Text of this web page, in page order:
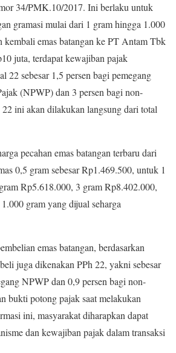
34/PMK.10/2017. Ini berlaku untuk
gramasi mulai dari 1 gram hingga 1.000
kembali emas batangan ke PT Antam Tbk
juta, terdapat kewajiban pajak
22 sebesar 1,5 persen bagi pemegang
(NPWP) dan 3 persen bagi non-
ini akan dilakukan langsung dari total
pecahan emas batangan terbaru dari
0,5 gram sebesar Rp1.469.500, untuk 1
Rp5.618.000, 3 gram Rp8.402.000,
gram yang dijual seharga
emas batangan, berdasarkan
juga dikenakan PPh 22, yakni sebesar
NPWP dan 0,9 persen bagi non-
bukti potong pajak saat melakukan
ini, masyarakat diharapkan dapat
dan kewajiban pajak dalam transaksi